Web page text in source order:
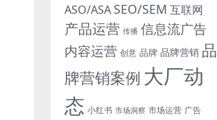
ASO/ASA SEO/SEM 互联网
产品运营 传播 信息流广告
内容运营 创意 品牌 品牌营销 品
牌营销案例 大厂动
态 小红书 市场洞察 市场运营 广告